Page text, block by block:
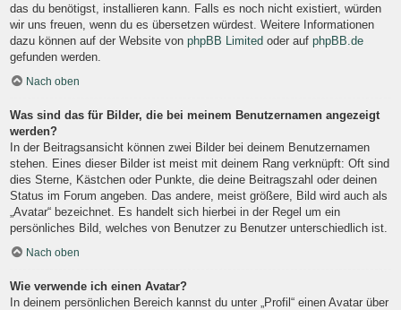
das du benötigst, installieren kann. Falls es noch nicht existiert, würden
wir uns freuen, wenn du es übersetzen würdest. Weitere Informationen
dazu können auf der Website von phpBB Limited oder auf phpBB.de
gefunden werden.
Nach oben
Was sind das für Bilder, die bei meinem Benutzernamen angezeigt
werden?
In der Beitragsansicht können zwei Bilder bei deinem Benutzernamen
stehen. Eines dieser Bilder ist meist mit deinem Rang verknüpft: Oft sind
dies Sterne, Kästchen oder Punkte, die deine Beitragszahl oder deinen
Status im Forum angeben. Das andere, meist größere, Bild wird auch als
„Avatar“ bezeichnet. Es handelt sich hierbei in der Regel um ein
persönliches Bild, welches von Benutzer zu Benutzer unterschiedlich ist.
Nach oben
Wie verwende ich einen Avatar?
In deinem persönlichen Bereich kannst du unter „Profil“ einen Avatar über